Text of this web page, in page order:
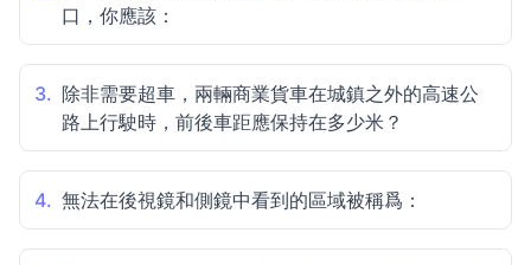
口，你應該：
3. 除非需要超車，兩輛商業貨車在城鎮之外的高速公
路上行駛時，前後車距應保持在多少米？
4. 無法在後視鏡和側鏡中看到的區域被稱爲：